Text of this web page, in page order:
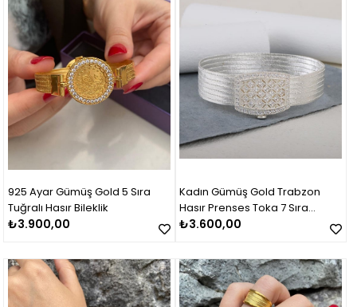
925 Ayar Gümüş Gold 5 Sıra
Tuğralı Hasır Bileklik
₺3.900,00
Kadın Gümüş Gold Trabzon
Hasır Prenses Toka 7 Sıra
Bileklik
₺3.600,00